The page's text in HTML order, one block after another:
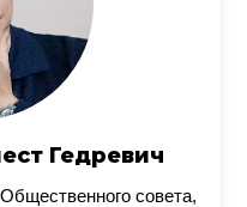
Гедревич
совета,